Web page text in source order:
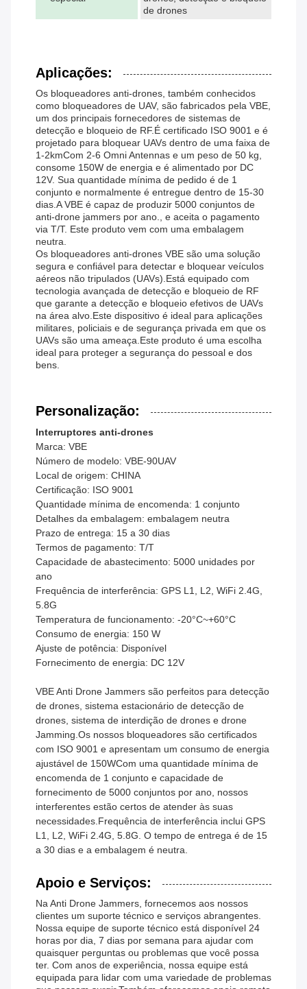
de drones
Aplicações:
Os bloqueadores anti-drones, também conhecidos
como bloqueadores de UAV, são fabricados pela VBE,
um dos principais fornecedores de sistemas de
detecção e bloqueio de RF.É certificado ISO 9001 e é
projetado para bloquear UAVs dentro de uma faixa de
1-2kmCom 2-6 Omni Antennas e um peso de 50 kg,
consome 150W de energia e é alimentado por DC
12V. Sua quantidade mínima de pedido é de 1
conjunto e normalmente é entregue dentro de 15-30
dias.A VBE é capaz de produzir 5000 conjuntos de
anti-drone jammers por ano., e aceita o pagamento
via T/T. Este produto vem com uma embalagem
neutra.
Os bloqueadores anti-drones VBE são uma solução
segura e confiável para detectar e bloquear veículos
aéreos não tripulados (UAVs).Está equipado com
tecnologia avançada de detecção e bloqueio de RF
que garante a detecção e bloqueio efetivos de UAVs
na área alvo.Este dispositivo é ideal para aplicações
militares, policiais e de segurança privada em que os
UAVs são uma ameaça.Este produto é uma escolha
ideal para proteger a segurança do pessoal e dos
bens.
Personalização:
Interruptores anti-drones
Marca: VBE
Número de modelo: VBE-90UAV
Local de origem: CHINA
Certificação: ISO 9001
Quantidade mínima de encomenda: 1 conjunto
Detalhes da embalagem: embalagem neutra
Prazo de entrega: 15 a 30 dias
Termos de pagamento: T/T
Capacidade de abastecimento: 5000 unidades por
ano
Frequência de interferência: GPS L1, L2, WiFi 2.4G,
5.8G
Temperatura de funcionamento: -20°C~+60°C
Consumo de energia: 150 W
Ajuste de potência: Disponível
Fornecimento de energia: DC 12V
VBE Anti Drone Jammers são perfeitos para detecção
de drones, sistema estacionário de detecção de
drones, sistema de interdição de drones e drone
Jamming.Os nossos bloqueadores são certificados
com ISO 9001 e apresentam um consumo de energia
ajustável de 150WCom uma quantidade mínima de
encomenda de 1 conjunto e capacidade de
fornecimento de 5000 conjuntos por ano, nossos
interferentes estão certos de atender às suas
necessidades.Frequência de interferência inclui GPS
L1, L2, WiFi 2.4G, 5.8G. O tempo de entrega é de 15
a 30 dias e a embalagem é neutra.
Apoio e Serviços:
Na Anti Drone Jammers, fornecemos aos nossos
clientes um suporte técnico e serviços abrangentes.
Nossa equipe de suporte técnico está disponível 24
horas por dia, 7 dias por semana para ajudar com
quaisquer perguntas ou problemas que você possa
ter. Com anos de experiência, nossa equipe está
equipada para lidar com uma variedade de problemas